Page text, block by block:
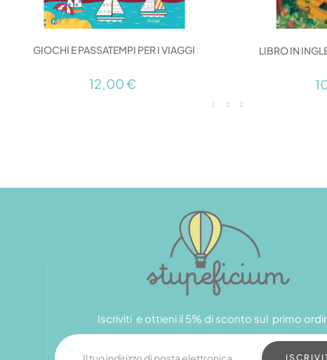
GIOCHI E PASSATEMPI PER I VIAGGI
12,00 €
LIBRO IN
Iscriviti e ottieni il 5% di sconto sul primo